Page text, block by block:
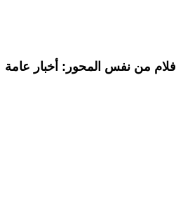
افلام من نفس المحور: أخبار عامة